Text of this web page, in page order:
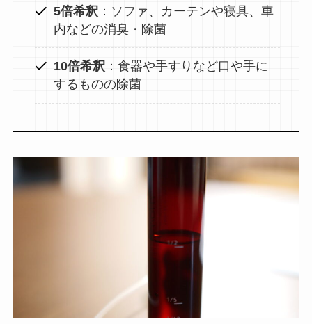
5倍希釈 ：ソファ、カーテンや寝具、車
内などの消臭・除菌
10倍希釈 ：食器や手すりなど口や手に
するものの除菌